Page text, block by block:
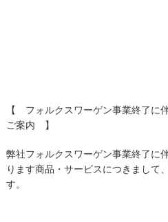
【 フォルクスワーゲン事業終了に
ご案内 】
弊社フォルクスワーゲン事業終了に
ります商品・サービスにつきまして
す。